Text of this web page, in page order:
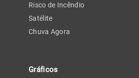
Risco de Incêndio
Satélite
Chuva Agora
Gráficos